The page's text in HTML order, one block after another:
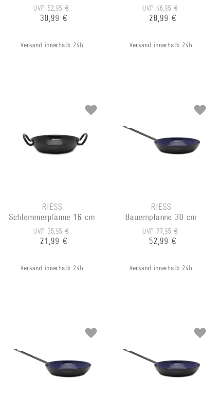
UVP 52,95 €
30,99 €
Versand innerhalb 24h
UVP 46,95 €
28,99 €
Versand innerhalb 24h
RIESS
Schlemmerpfanne 16 cm
UVP 35,95 €
21,99 €
Versand innerhalb 24h
RIESS
Bauernpfanne 30 cm
UVP 77,95 €
52,99 €
Versand innerhalb 24h